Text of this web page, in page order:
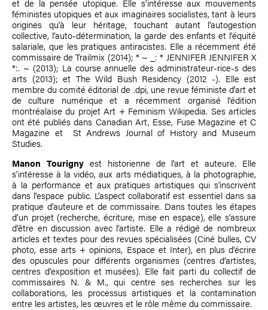
et de la pensée utopique. Elle s’intéresse aux mouvements
féministes utopiques et aux imaginaires socialistes, tant à leurs
origines qu’à leur héritage, touchant autant l’autogestion
collective, l’auto-détermination, la garde des enfants et l’équité
salariale, que les pratiques antiracistes. Elle a récemment été
commissaire de Trailmix (2014); * ~ _: * JENNIFER JENNIFER X
*:. ~ (2013); La course annuelle des administrateur-rice-s des
arts (2013); et The Wild Bush Residency (2012 -). Elle est
membre du comité éditorial de .dpi, une revue féministe d’art et
de culture numérique et a récemment organisé l’édition
montréalaise du projet Art + Feminism Wikipedia. Ses articles
ont été publiés dans Canadian Art, Esse, Fuse Magazine et C
Magazine et St Andrews Journal of History and Museum
Studies.
Manon Tourignyest historienne de l’art et auteure. Elle
s’intéresse à la vidéo, aux arts médiatiques, à la photographie,
à la performance et aux pratiques artistiques qui s'inscrivent
dans l'espace public. L’aspect collaboratif est essentiel dans sa
pratique d’auteure et de commissaire. Dans toutes les étapes
d’un projet (recherche, écriture, mise en espace), elle s’assure
d’être en discussion avec l’artiste. Elle a rédigé de nombreux
articles et textes pour des revues spécialisées (Ciné bulles, CV
photo, esse arts + opinions, Espace et Inter), en plus d'écrire
des opuscules pour différents organismes (centres d’artistes,
centres d’exposition et musées). Elle fait parti du collectif de
commissaires N. & M., qui centre ses recherches sur les
collaborations, les processus artistiques et la contamination
entre les artistes, les œuvres et le rôle même du commissaire.